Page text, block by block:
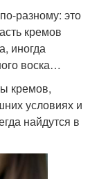
разному: это
кремов
иногда
воска…
кремов,
условиях и
найдутся в